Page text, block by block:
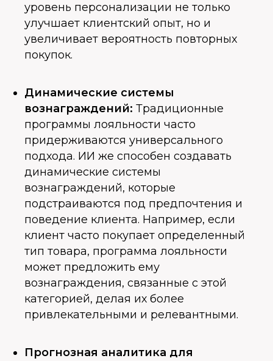
уровень персонализации не только
улучшает клиентский опыт, но и
увеличивает вероятность повторных
покупок.
Динамические системы
вознаграждений: Традиционные
программы лояльности часто
придерживаются универсального
подхода. ИИ же способен создавать
динамические системы
вознаграждений, которые
подстраиваются под предпочтения и
поведение клиента. Например, если
клиент часто покупает определенный
тип товара, программа лояльности
может предложить ему
вознаграждения, связанные с этой
категорией, делая их более
привлекательными и релевантными.
Прогнозная аналитика для